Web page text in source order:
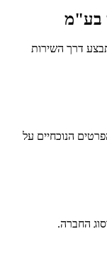
בע"מ
דרך השירות
הנוכחיים על
החברה.